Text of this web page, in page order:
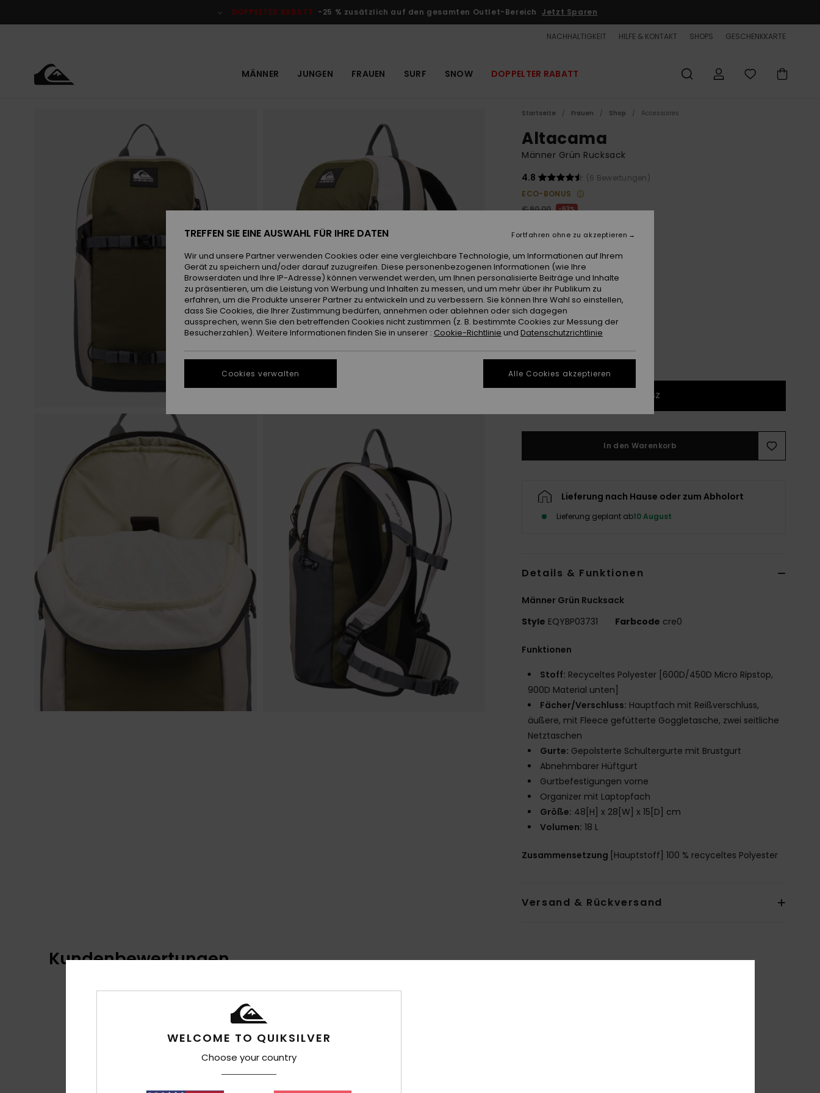
DOPPELTER RABATT -25 % zusätzlich auf den gesamten Outlet-Bereich Jetzt Sparen
NACHHALTIGKEIT HILFE & KONTAKT SHOPS GESCHENKKARTE
MÄNNER JUNGEN FRAUEN SURF SNOW DOPPELTER RABATT
Startseite Frauen Shop Accessoires
Altacama
Männer Grün Rucksack
4.8
(6 Bewertungen)
ECO-BONUS
€ 90,00
63%
DOPPELTER RABATT EXTRA 25 %
FarbeGrape Leaf
1SZ
In den Warenkorb
Lieferung nach Hause oder zum Abholort
Lieferung geplant ab10 August
Details & Funktionen
Männer Grün Rucksack
Style EQYBP03731 Farbcode cre0
Funktionen
Stoff: Recyceltes Polyester [600D/450D Micro Ripstop,
900D Material unten]
Fächer/Verschluss: Hauptfach mit Reißverschluss,
äußere, mit Fleece gefütterte Goggletasche, zwei seitliche
Netztaschen
Gurte: Gepolsterte Schultergurte mit Brustgurt
Abnehmbarer Hüftgurt
Gurtbefestigungen vorne
Organizer mit Laptopfach
Größe: 48[H] x 28[W] x 15[D] cm
Volumen: 18 L
Zusammensetzung [Hauptstoff] 100 % recyceltes Polyester
Versand & Rückversand
Kundenbewertungen
83% unserer Kunden empfehlen dieses Produkt
WELCOME TO QUIKSILVER
Choose your country
TREFFEN SIE EINE AUSWAHL FÜR IHRE DATEN
Wir und unsere Partner verwenden Cookies oder eine vergleichbare Technologie, um Informationen auf Ihrem
Gerät zu speichern und/oder darauf zuzugreifen. Diese personenbezogenen Informationen (wie Ihre
Browserdaten und Ihre IP-Adresse) können verwendet werden, um Ihnen personalisierte Beiträge und Inhalte
zu präsentieren, um die Leistung von Werbung und Inhalten zu messen, und um mehr über ihr Publikum zu
erfahren, um die Produkte unserer Partner zu entwickeln und zu verbessern. Sie können Ihre Wahl so einstellen,
dass Sie Cookies, die Ihrer Zustimmung bedürfen, annehmen oder ablehnen oder sich dagegen
aussprechen, wenn Sie den betreffenden Cookies nicht zustimmen (z. B. bestimmte Cookies zur Messung der
Besucherzahlen). Weitere Informationen finden Sie in unserer : Cookie-Richtlinie und Datenschutzrichtlinie
Cookies verwalten
Fortfahren ohne zu akzeptieren
Alle Cookies akzeptieren